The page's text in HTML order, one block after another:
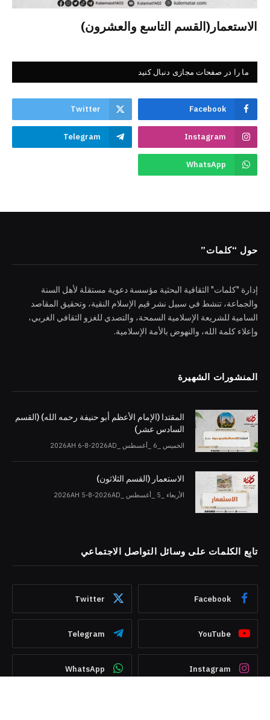
الاستعمار(القسم التاسع والعشرون)
ما را در صفحات مجازی دنبال کنید
Facebook
Twitter
Instagram
Telegram
WhatsApp
حول “كلمات”
إدارة "كلمات" الثقافية البحثية مؤسسة دعوية مستقلة لأهل السنة
والجماعة، تنشط في سبيل نشر قيم الإسلام النقية، وتحقيق المقاصد
السامية للشريعة الإسلامية السمحة، والتصدي للغزو الثقافي الغربي،
وإعلاء كلمة الله، والنهوض بالأمة الإسلامية.
المنشورات الشهيرة
المقتدا (الإمام الأعظم أبو حنيفة رحمه الله) (القسم
السادس عشر)
الخميس _6 _أغسطس _2026AH 6-8-2026AD
الاستعمار (القسم الثلاثون)
الأربعاء _5 _أغسطس _2026AH 5-8-2026AD
تابِع الكلمات على وسائل التواصل الاجتماعي
Facebook
Twitter
YouTube
Telegram
Instagram
WhatsApp